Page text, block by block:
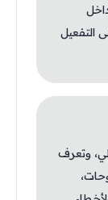
التفعيل
وتعرف